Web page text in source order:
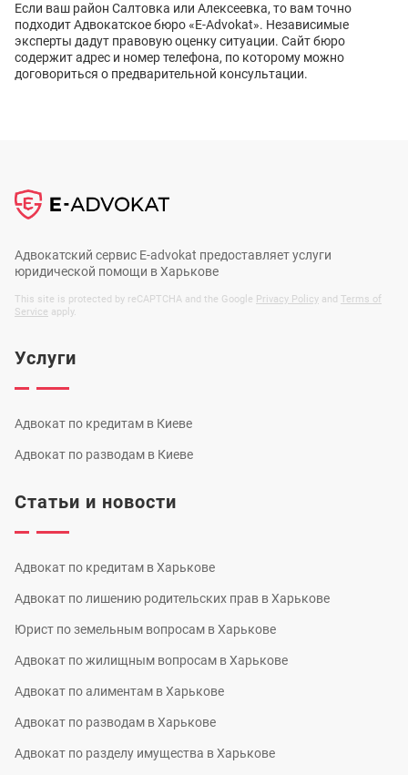
Если ваш район Салтовка или Алексеевка, то вам точно
подходит Адвокатское бюро «E-Advokat». Независимые
эксперты дадут правовую оценку ситуации. Сайт бюро
содержит адрес и номер телефона, по которому можно
договориться о предварительной консультации.
Адвокатский сервис E-advokat предоставляет услуги
юридической помощи в Харькове
This site is protected by reCAPTCHA and the Google Privacy Policy and Terms of
Service apply.
Услуги
Адвокат по кредитам в Киеве
Адвокат по разводам в Киеве
Статьи и новости
Адвокат по кредитам в Харькове
Адвокат по лишению родительских прав в Харькове
Юрист по земельным вопросам в Харькове
Адвокат по жилищным вопросам в Харькове
Адвокат по алиментам в Харькове
Адвокат по разводам в Харькове
Адвокат по разделу имущества в Харькове